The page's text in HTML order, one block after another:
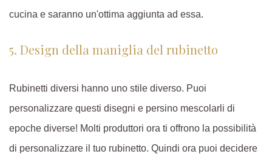
cucina e saranno un'ottima aggiunta ad essa.
5. Design della maniglia del rubinetto
Rubinetti diversi hanno uno stile diverso. Puoi
personalizzare questi disegni e persino mescolarli di
epoche diverse! Molti produttori ora ti offrono la possibilità
di personalizzare il tuo rubinetto. Quindi ora puoi decidere